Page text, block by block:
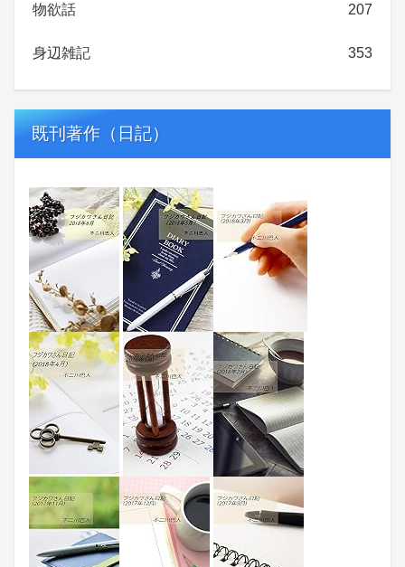
物欲話 207
身辺雑記 353
既刊著作（日記）